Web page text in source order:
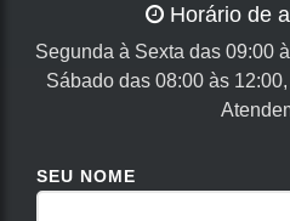
Horário de
Segunda à Sexta das 09:00
Sábado das 08:00 às
SEU NOME